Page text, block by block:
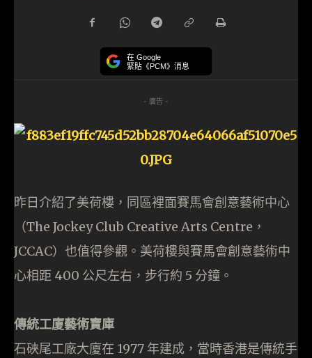
在 Google
緊貼《PCM》消息
- 廣告 -
昨日介紹了美荷樓，同區裡面賽馬會創意藝術中心
（The Jockey Club Creative Arts Centre，
JCCAC）也值得參觀。美荷樓與賽馬會創意藝術中
心相距 400 公尺左右，步行約 5 分鐘。
傳統工廈藝術寶庫
石硤尾工廠大廈在 1977 年建成，當時香港是傳統手